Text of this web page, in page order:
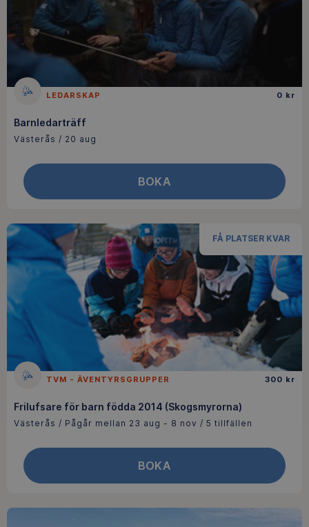
LEDARSKAP 0 kr
Barnledarträff
Västerås / 20 aug
BOKA
FÅ PLATSER KVAR
TVM - ÄVENTYRSGRUPPER 300 kr
Frilufsare för barn födda 2014 (Skogsmyrorna)
Västerås / Pågår mellan 23 aug - 8 nov / 5 tillfällen
BOKA